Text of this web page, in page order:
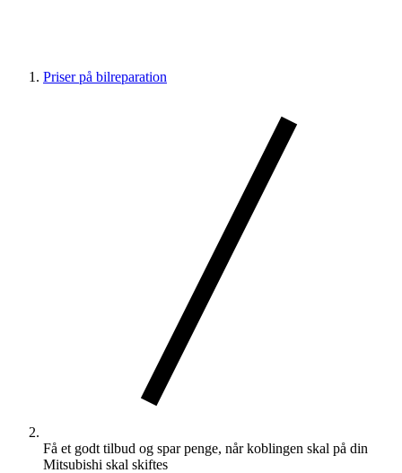
Priser på bilreparation
Få et godt tilbud og spar penge, når koblingen skal på din
Mitsubishi skal skiftes